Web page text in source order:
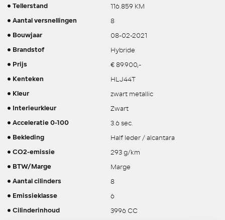
Tellerstand 116.859 KM
Aantal versnellingen 8
Bouwjaar 08-02-2021
Brandstof Hybride
Prijs € 89.900,-
Kenteken HLJ44T
Kleur zwart metallic
Interieurkleur Zwart
Acceleratie 0-100 3.6 sec.
Bekleding Half leder / alcantara
CO2-emissie 293 g/km
BTW/Marge Marge
Aantal cilinders 8
Emissieklasse 6
Cilinderinhoud 3996 CC